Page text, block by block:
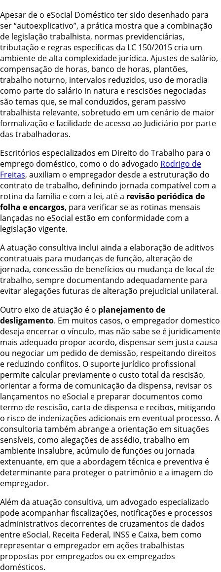
Apesar de o eSocial Doméstico ter sido desenhado para
ser “autoexplicativo”, a prática mostra que a combinação
de legislação trabalhista, normas previdenciárias,
tributação e regras específicas da LC 150/2015 cria um
ambiente de alta complexidade jurídica. Ajustes de salário,
compensação de horas, banco de horas, plantões,
trabalho noturno, intervalos reduzidos, uso de moradia
como parte do salário in natura e rescisões negociadas
são temas que, se mal conduzidos, geram passivo
trabalhista relevante, sobretudo em um cenário de maior
formalização e facilidade de acesso ao Judiciário por parte
das trabalhadoras.
Escritórios especializados em Direito do Trabalho para o
emprego doméstico, como o do advogado Rodrigo de
Freitas, auxiliam o empregador desde a estruturação do
contrato de trabalho, definindo jornada compatível com a
rotina da família e com a lei, até a revisão periódica de
folha e encargos, para verificar se as rotinas mensais
lançadas no eSocial estão em conformidade com a
legislação vigente.
A atuação consultiva inclui ainda a elaboração de aditivos
contratuais para mudanças de função, alteração de
jornada, concessão de benefícios ou mudança de local de
trabalho, sempre documentando adequadamente para
evitar alegações futuras de alteração prejudicial unilateral.
Outro eixo de atuação é o planejamento de
desligamento. Em muitos casos, o empregador domestico
deseja encerrar o vínculo, mas não sabe se é juridicamente
mais adequado propor acordo, dispensar sem justa causa
ou negociar um pedido de demissão, respeitando direitos
e reduzindo conflitos. O suporte jurídico profissional
permite calcular previamente o custo total da rescisão,
orientar a forma de comunicação da dispensa, revisar os
lançamentos no eSocial e preparar documentos como
termo de rescisão, carta de dispensa e recibos, mitigando
o risco de indenizações adicionais em eventual processo. A
consultoria também abrange a orientação em situações
sensíveis, como alegações de assédio, trabalho em
ambiente insalubre, acúmulo de funções ou jornada
extenuante, em que a abordagem técnica e preventiva é
determinante para proteger o patrimônio e a imagem do
empregador.
Além da atuação consultiva, um advogado especializado
pode acompanhar fiscalizações, notificações e processos
administrativos decorrentes de cruzamentos de dados
entre eSocial, Receita Federal, INSS e Caixa, bem como
representar o empregador em ações trabalhistas
propostas por empregados ou ex-empregados
domésticos.